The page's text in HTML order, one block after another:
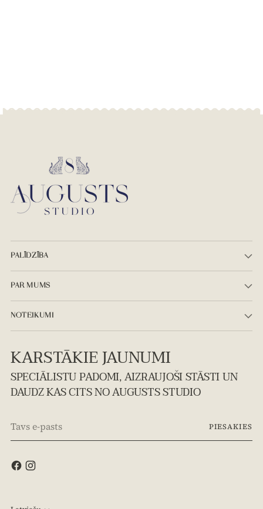
PALĪDZĪBA
PAR MUMS
NOTEIKUMI
KARSTĀKIE JAUNUMI
SPECIĀLISTU PADOMI, AIZRAUJOŠI STĀSTI UN
DAUDZ KAS CITS NO AUGUSTS STUDIO
e-
PIESAKIES